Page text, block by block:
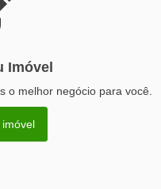
Imóvel
o melhor negócio para você.